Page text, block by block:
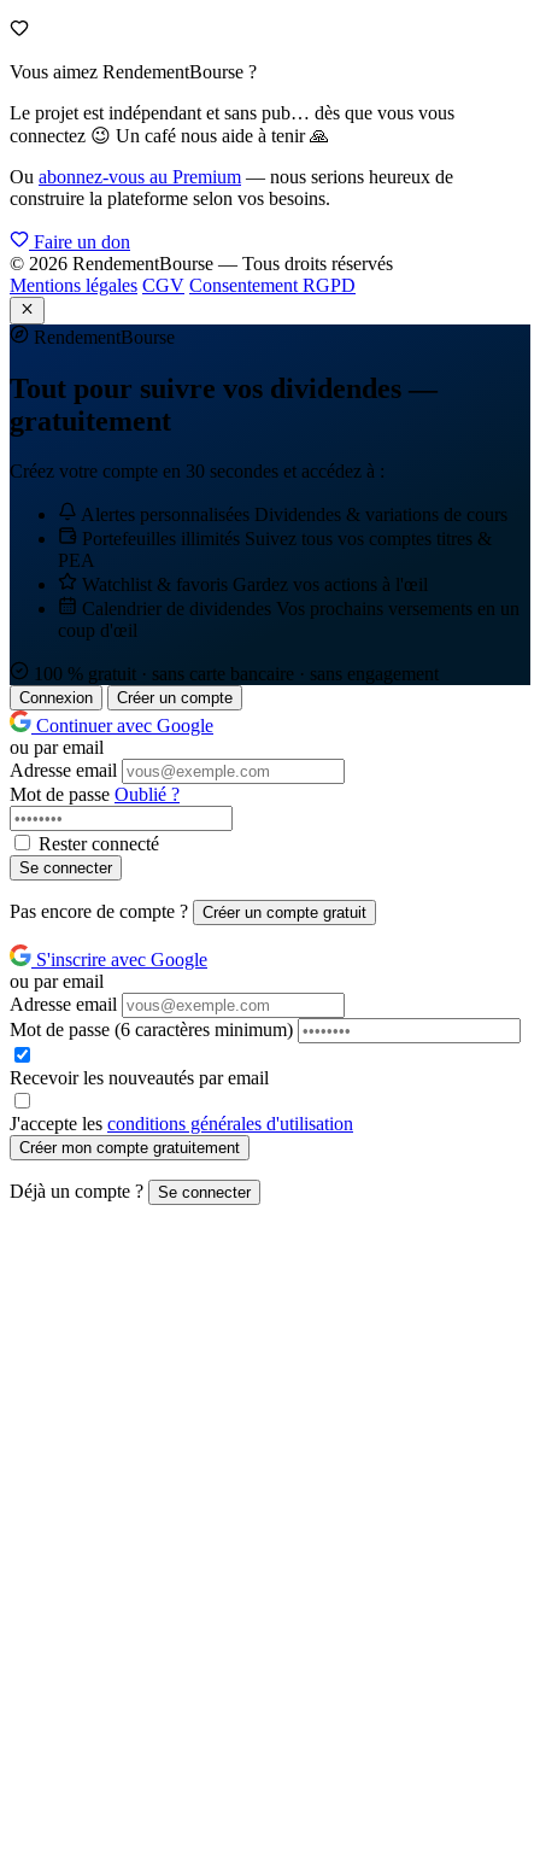
Vous aimez RendementBourse ?
Le projet est indépendant et sans pub… dès que vous vous
connectez 😉 Un café nous aide à tenir 🙏
Ou abonnez-vous au Premium — nous serions heureux de
construire la plateforme selon vos besoins.
Faire un don
© 2026 RendementBourse — Tous droits réservés
Mentions légales CGV Consentement RGPD
RendementBourse
Tout pour suivre vos dividendes —
gratuitement
Créez votre compte en 30 secondes et accédez à :
Alertes personnalisées Dividendes & variations de cours
Portefeuilles illimités Suivez tous vos comptes titres &
PEA
Watchlist & favoris Gardez vos actions à l'œil
Calendrier de dividendes Vos prochains versements en un
coup d'œil
100 % gratuit · sans carte bancaire · sans engagement
Connexion Créer un compte
Continuer avec Google
ou par email
Adresse email
Mot de passe Oublié ?
Rester connecté
Se connecter
Pas encore de compte ? Créer un compte gratuit
S'inscrire avec Google
ou par email
Adresse email
Mot de passe (6 caractères minimum)
Recevoir les nouveautés par email
J'accepte les conditions générales d'utilisation
Créer mon compte gratuitement
Déjà un compte ? Se connecter